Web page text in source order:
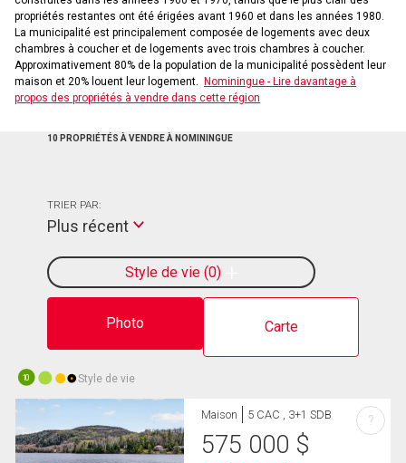
propriétés restantes ont été érigées avant 1960 et dans les années 1980.
La municipalité est principalement composée de logements avec deux
chambres à coucher et de logements avec trois chambres à coucher.
Approximativement 80% de la population de la municipalité possèdent leur
maison et 20% louent leur logement.
Nominingue - Lire davantage à
propos des propriétés à vendre dans cette région
10 PROPRIÉTÉS À VENDRE À NOMININGUE
Photo Carte
Style de vie 0
TRIER PAR:
Plus récent
10 Style de vie
Maison 5 CAC , 3+1 SDB
575 000 $
?